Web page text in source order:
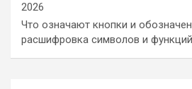
2026
Что означают кнопки и
расшифровка символов и функций